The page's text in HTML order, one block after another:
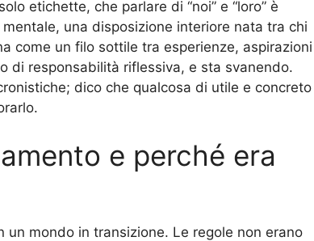
etichette, che parlare di “noi” e “loro” è
una disposizione interiore nata tra chi
come un filo sottile tra esperienze, aspirazioni
di responsabilità riflessiva, e sta svanendo.
dico che qualcosa di utile e concreto
e perché era
un mondo in transizione. Le regole non erano